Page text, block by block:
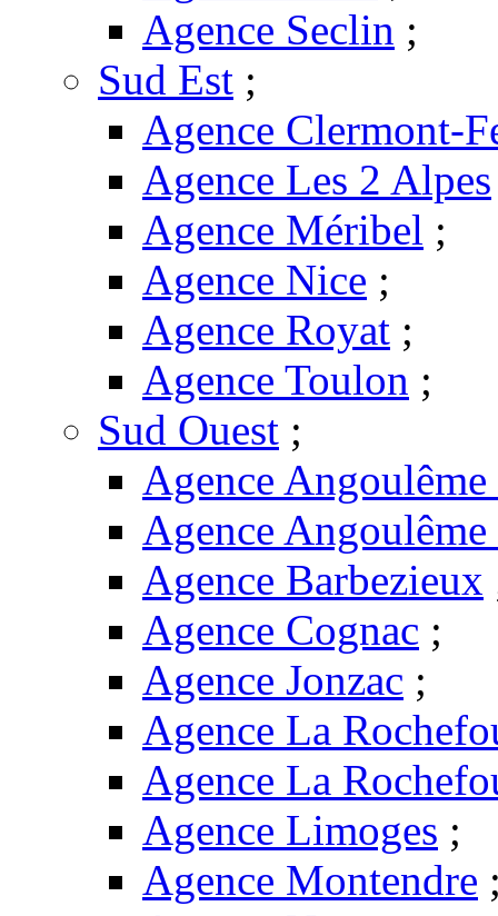
Agence Seclin ;
Sud Est ;
Agence Clermont-
Agence Les 2 Alpes
Agence Méribel ;
Agence Nice ;
Agence Royat ;
Agence Toulon ;
Sud Ouest ;
Agence
Agence
Agence Barbezieux
Agence Cognac ;
Agence Jonzac ;
Agence La
Agence La
Agence Limoges ;
Agence Montendre